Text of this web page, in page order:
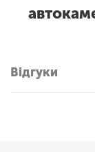
Відгуки